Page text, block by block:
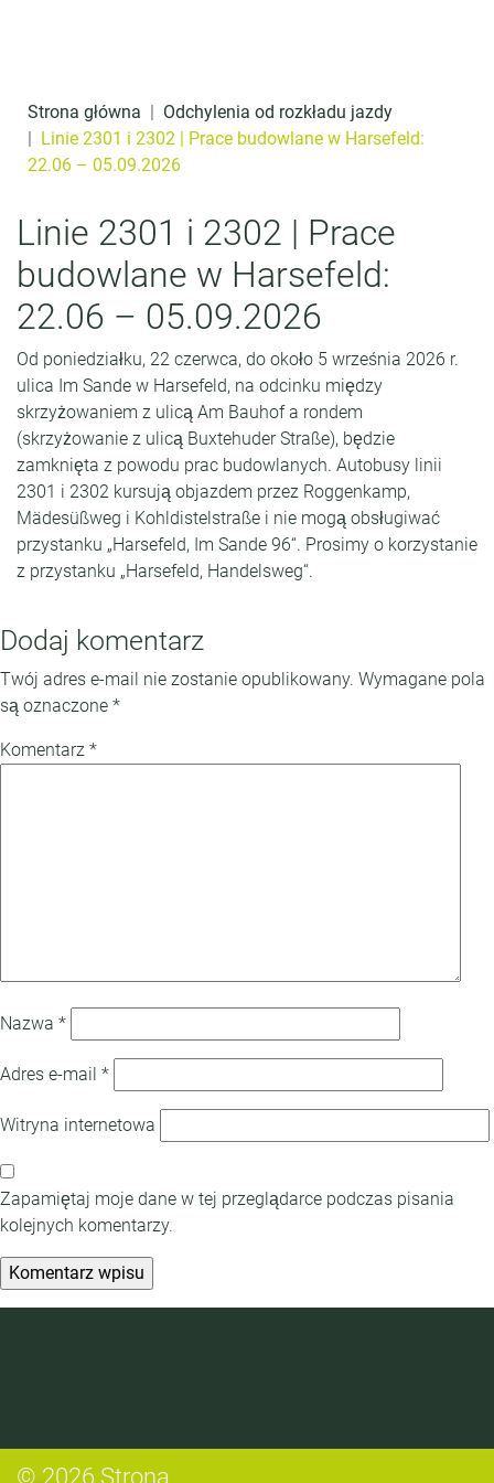
Strona główna
Odchylenia od rozkładu jazdy
Linie 2301 i 2302 | Prace budowlane w Harsefeld:
22.06 – 05.09.2026
Linie 2301 i 2302 | Prace
budowlane w Harsefeld:
22.06 – 05.09.2026
Od poniedziałku, 22 czerwca, do około 5 września 2026 r.
ulica Im Sande w Harsefeld, na odcinku między
skrzyżowaniem z ulicą Am Bauhof a rondem
(skrzyżowanie z ulicą Buxtehuder Straße), będzie
zamknięta z powodu prac budowlanych. Autobusy linii
2301 i 2302 kursują objazdem przez Roggenkamp,
Mädesüßweg i Kohldistelstraße i nie mogą obsługiwać
przystanku „Harsefeld, Im Sande 96“. Prosimy o korzystanie
z przystanku „Harsefeld, Handelsweg“.
Dodaj komentarz
Twój adres e-mail nie zostanie opublikowany. Wymagane pola
są oznaczone *
Komentarz *
Nazwa *
Adres e-mail *
Witryna internetowa
Zapamiętaj moje dane w tej przeglądarce podczas pisania
kolejnych komentarzy.
© 2026 Strona